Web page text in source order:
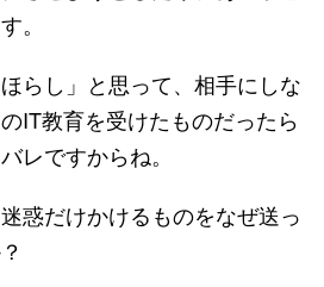
。
らし」と思って、相手にしな
IT教育を受けたものだったら
レですからね。
惑だけかけるものをなぜ送っ